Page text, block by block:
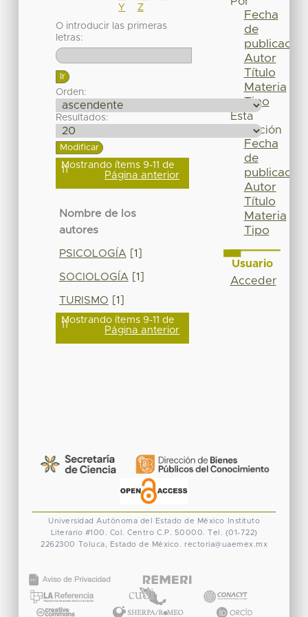
Y
Z
O introducir las primeras
letras:
Orden:
Resultados:
Mostrando ítems 9-11 de
11 Página anterior
Nombre de los
autores
PSICOLOGÍA [1]
SOCIOLOGÍA [1]
TURISMO [1]
Mostrando ítems 9-11 de
11 Página anterior
Fecha
de
publicación
Autor
Título
Materia
Tipo
Esta
colección
Fecha
de
publicación
Autor
Título
Materia
Tipo
Usuario
Acceder
Universidad Autónoma del Estado de México
Instituto
Literario #100. Col. Centro C.P. 50000. Tel. (01-722)
2262300 Toluca, Estado de México. rectoria@uaemex.mx